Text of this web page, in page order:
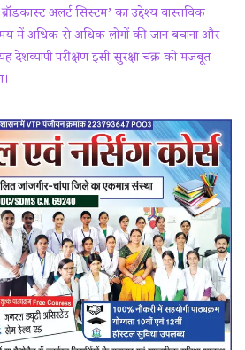
अलर्ट सिस्टम’ का उद्देश्य वास्तविक
अधिक से अधिक लोगों की जान बचाना और
परीक्षण इसी सुरक्षा चक्र को मजबूत